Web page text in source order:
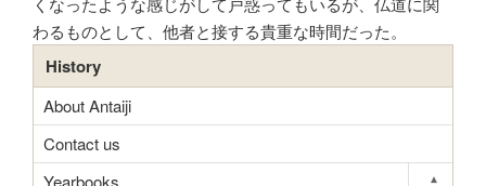
わるものとして、他者と接する貴重な時間だった。
History
About Antaiji
Contact us
Yearbooks
▾